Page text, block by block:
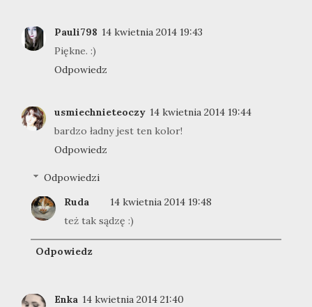
Pauli798 14 kwietnia 2014 19:43
Piękne. :)
Odpowiedz
usmiechnieteoczy 14 kwietnia 2014 19:44
bardzo ładny jest ten kolor!
Odpowiedz
Odpowiedzi
Ruda
14 kwietnia 2014 19:48
też tak sądzę :)
Odpowiedz
Enka 14 kwietnia 2014 21:40